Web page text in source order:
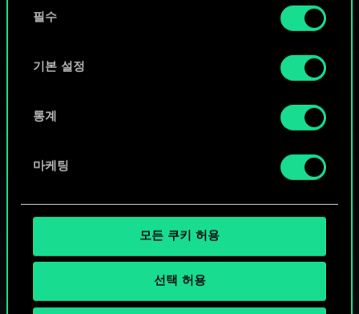
쿠키 사용에 관한 세부 사항이나 관련 설정은 아래의
필수
기본 설정
통계
마케팅
모든 쿠키 허용
선택 허용